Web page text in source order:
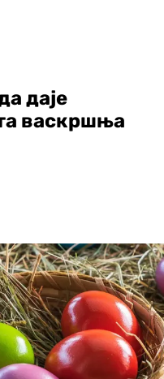
даје
васкршња